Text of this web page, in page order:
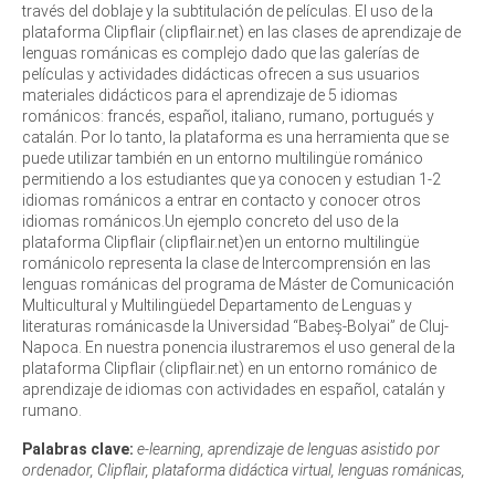
través del doblaje y la subtitulación de películas. El uso de la
plataforma Clipflair (clipflair.net) en las clases de aprendizaje de
lenguas románicas es complejo dado que las galerías de
películas y actividades didácticas ofrecen a sus usuarios
materiales didácticos para el aprendizaje de 5 idiomas
románicos: francés, español, italiano, rumano, portugués y
catalán. Por lo tanto, la plataforma es una herramienta que se
puede utilizar también en un entorno multilingüe románico
permitiendo a los estudiantes que ya conocen y estudian 1-2
idiomas románicos a entrar en contacto y conocer otros
idiomas románicos.Un ejemplo concreto del uso de la
plataforma Clipflair (clipflair.net)en un entorno multilingüe
románicolo representa la clase de Intercomprensión en las
lenguas románicas del programa de Máster de Comunicación
Multicultural y Multilingüedel Departamento de Lenguas y
literaturas románicasde la Universidad “Babeș-Bolyai” de Cluj-
Napoca. En nuestra ponencia ilustraremos el uso general de la
plataforma Clipflair (clipflair.net) en un entorno románico de
aprendizaje de idiomas con actividades en español, catalán y
rumano.
Palabras clave: e-learning, aprendizaje de lenguas asistido por
ordenador, Clipflair, plataforma didáctica virtual, lenguas románicas,